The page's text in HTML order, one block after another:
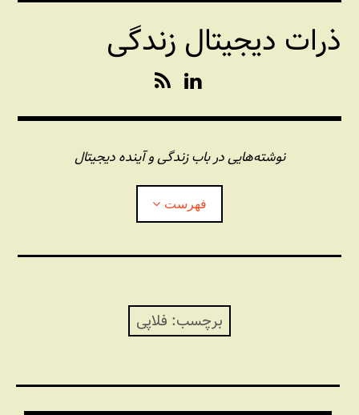
رفتن
محتواذرات دیجیتال زندگی
n
k
e
d
I
n
S
نوشته‌هایی در باب زندگی و آینده دیجیتال
فهرست
برچسب: فلاپی